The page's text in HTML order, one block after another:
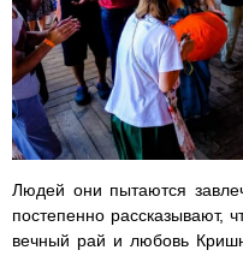
Людей они пытаются
постепенно рассказывают,
вечный рай и любовь